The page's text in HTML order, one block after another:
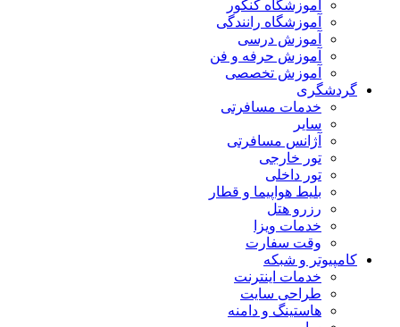
آموزشگاه کنکور
آموزشگاه رانندگی
آموزش درسی
آموزش حرفه و فن
آموزش تخصصی
گردشگری
خدمات مسافرتی
سایر
آژانس مسافرتی
تور خارجی
تور داخلی
بلیط هواپیما و قطار
رزرو هتل
خدمات ویزا
وقت سفارت
کامپیوتر و شبکه
خدمات اینترنت
طراحی سایت
هاستینگ و دامنه